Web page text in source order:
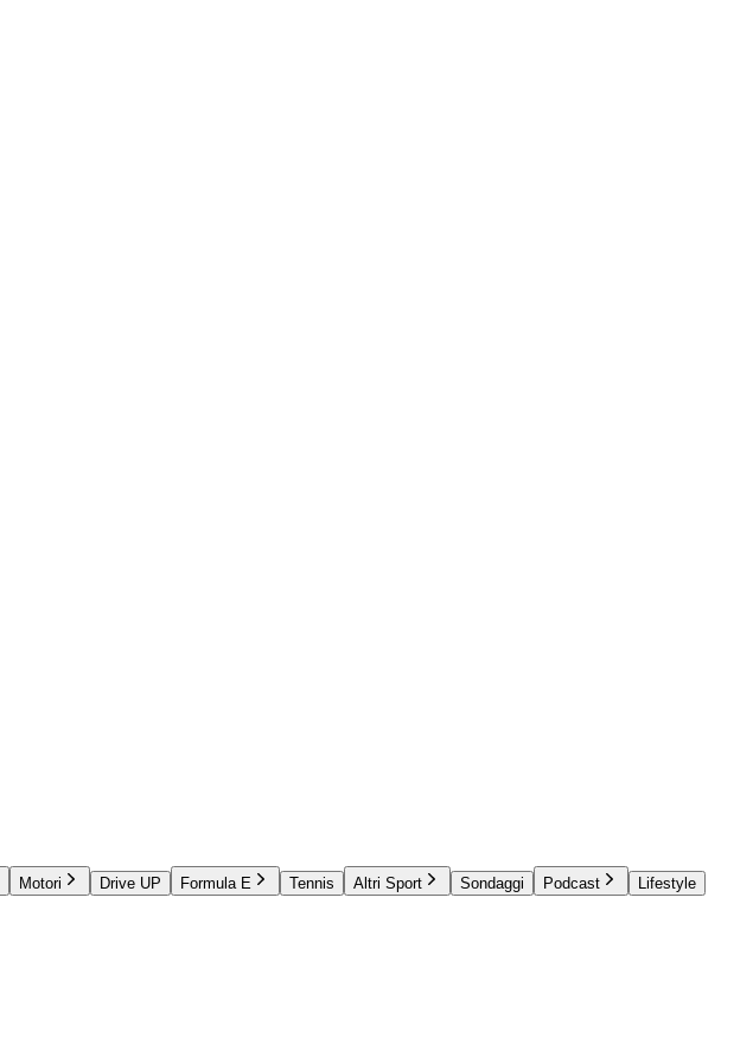
Motori Drive UP Formula E Tennis Altri Sport Sondaggi Podcast
Lifestyle